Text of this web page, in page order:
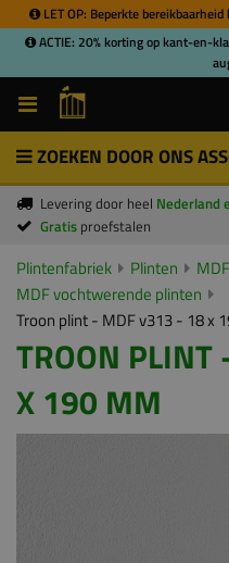
LET OP: Beperkte
ACTIE: 20% korting op kant-en-
ZOEKEN DOOR ONS
Levering door heel Nederland
Gratis proefstalen
Plintenfabriek Plinten
MDF vochtwerende plinten
Troon plint - MDF v313 - 18 x
TROON
X 190 MM